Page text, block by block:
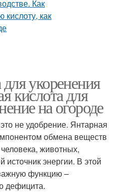
укоренения
кислота для
на огороде
не удобрение. Янтарная
обмена веществ
животных,
источник энергии. В этой
функцию –
дефицита.